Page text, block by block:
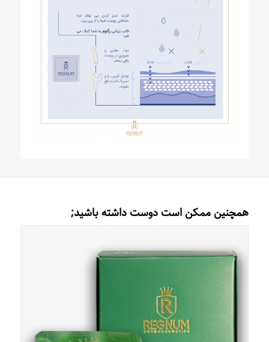
همچنین ممکن است دوست داشته باشید;